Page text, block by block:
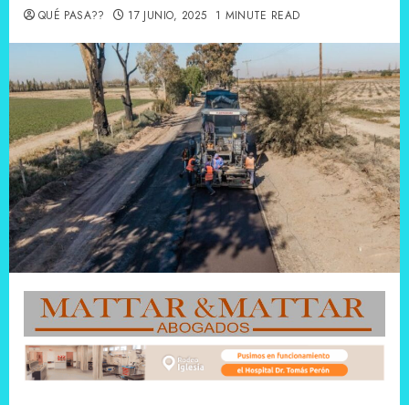
QUÉ PASA?? 17 JUNIO, 2025 1 MINUTE READ